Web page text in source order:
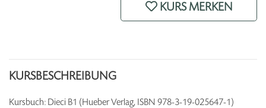
KURS MERKEN
KURSBESCHREIBUNG
Kursbuch: Dieci B1 (Hueber Verlag, ISBN 978-3-19-025647-1)